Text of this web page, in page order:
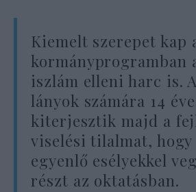
Kiemelt szerepet kap
kormányprogramban
iszlám elleni harc is.
lányok számára 14
kiterjesztik majd a
viselési tilalmat,
egyenlő esélyekkel
részt az oktatásban.